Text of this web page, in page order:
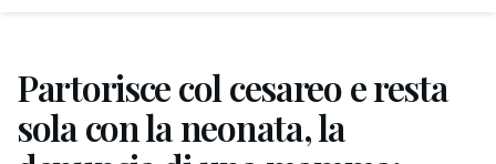
Partorisce col cesareo e resta
sola con la neonata, la